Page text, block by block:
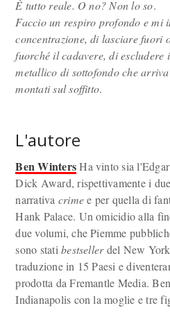
È tutto reale. O no? Non lo so.
Faccio un respiro profondo e mi
concentrazione, di lasciare fuori
fuorché il cadavere, di
metallico di sottofondo che
montati sul soffitto.
L'autore
Ben WintersHa vinto sia
Dick Award, rispettivamente i
narrativa crimee per quella di
Hank Palace. Un omicidio alla
due volumi, che Piemme
sono statibestsellerdel New
traduzione in 15 Paesi e
prodotta da Fremantle Media.
Indianapolis con la moglie e tre